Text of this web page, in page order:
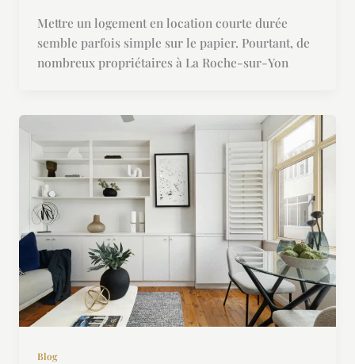
Mettre un logement en location courte durée
semble parfois simple sur le papier. Pourtant, de
nombreux propriétaires à La Roche-sur-Yon
Blog